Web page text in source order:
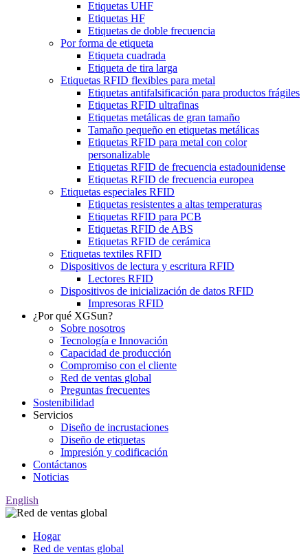
Etiquetas UHF
Etiquetas HF
Etiquetas de doble frecuencia
Por forma de etiqueta
Etiqueta cuadrada
Etiqueta de tira larga
Etiquetas RFID flexibles para metal
Etiquetas antifalsificación para productos frágiles
Etiquetas RFID ultrafinas
Etiquetas metálicas de gran tamaño
Tamaño pequeño en etiquetas metálicas
Etiquetas RFID para metal con color
personalizable
Etiquetas RFID de frecuencia estadounidense
Etiquetas RFID de frecuencia europea
Etiquetas especiales RFID
Etiquetas resistentes a altas temperaturas
Etiquetas RFID para PCB
Etiquetas RFID de ABS
Etiquetas RFID de cerámica
Etiquetas textiles RFID
Dispositivos de lectura y escritura RFID
Lectores RFID
Dispositivos de inicialización de datos RFID
Impresoras RFID
¿Por qué XGSun?
Sobre nosotros
Tecnología e Innovación
Capacidad de producción
Compromiso con el cliente
Red de ventas global
Preguntas frecuentes
Sostenibilidad
Servicios
Diseño de incrustaciones
Diseño de etiquetas
Impresión y codificación
Contáctanos
Noticias
English
Hogar
Red de ventas global